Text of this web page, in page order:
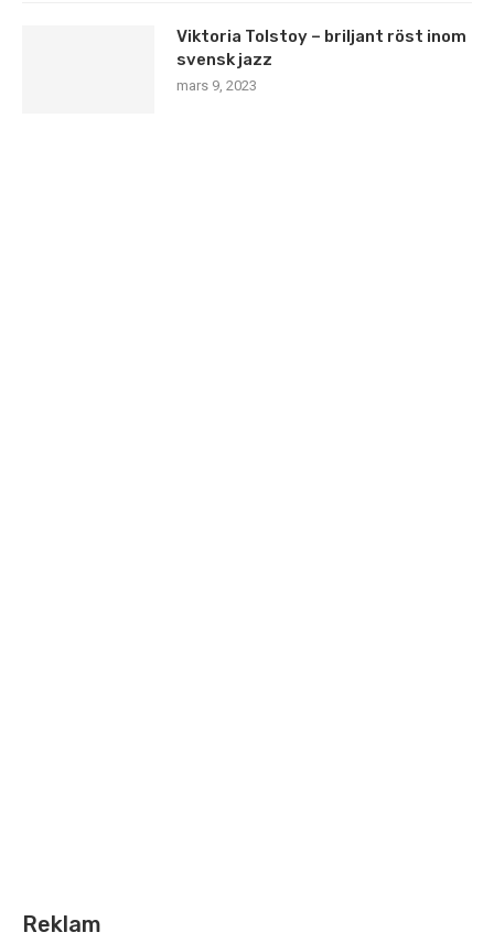
Viktoria Tolstoy – briljant röst inom
svensk jazz
mars 9, 2023
Reklam